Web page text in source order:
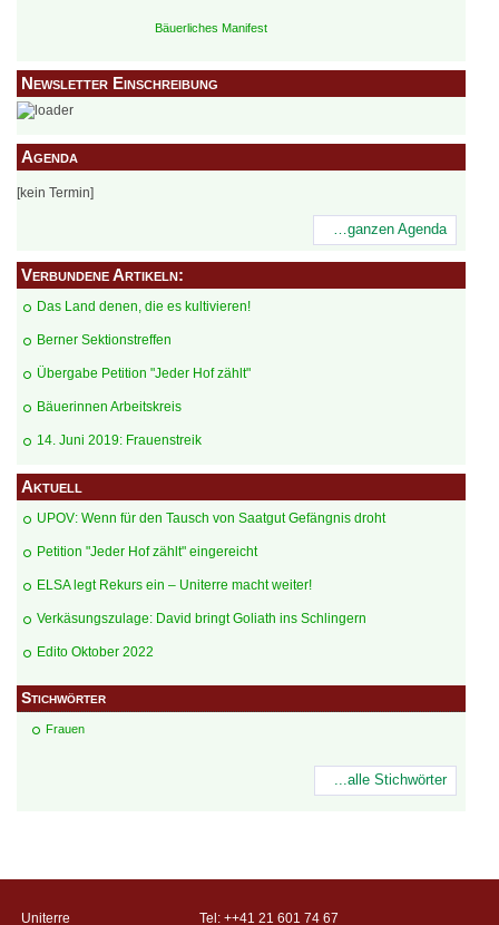
Bäuerliches Manifest
Newsletter Einschreibung
Agenda
[kein Termin]
…ganzen Agenda
Verbundene Artikeln:
Das Land denen, die es kultivieren!
Berner Sektionstreffen
Übergabe Petition "Jeder Hof zählt"
Bäuerinnen Arbeitskreis
​14. Juni 2019: Frauenstreik
Aktuell
UPOV: Wenn für den Tausch von Saatgut Gefängnis droht
Petition "Jeder Hof zählt" eingereicht
ELSA legt Rekurs ein – Uniterre macht weiter!
Verkäsungszulage: David bringt Goliath ins Schlingern
Edito Oktober 2022
Stichwörter
Frauen
...alle Stichwörter
Uniterre Tel: ++41 21 601 74 67